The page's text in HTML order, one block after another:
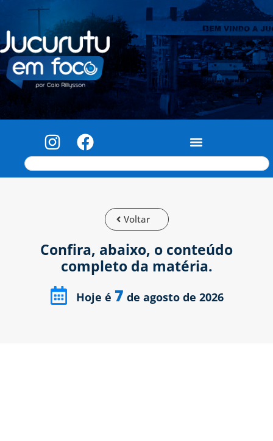
Voltar
Confira, abaixo, o conteúdo
completo da matéria.
Hoje é 7 de agosto de 2026